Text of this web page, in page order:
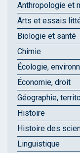
Anthropologie et
Arts et essais
Biologie et santé
Chimie
Écologie,
Économie, droit
Géographie,
Histoire
Histoire des
Linguistique